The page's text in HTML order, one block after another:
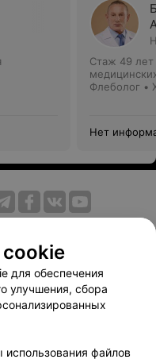
Стаж 49 лет
Флеболог •
Нет
Публичный договор
Способы оплаты
103.by
cookie
для обеспечения
улучшения, сбора
файлов